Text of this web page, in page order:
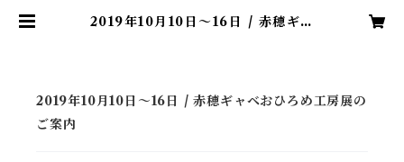
2019年10月10日〜16日 / 赤穂ギャ
2019年10月10日〜16日 / 赤穂ギャベおひろめ工房展の
ご案内